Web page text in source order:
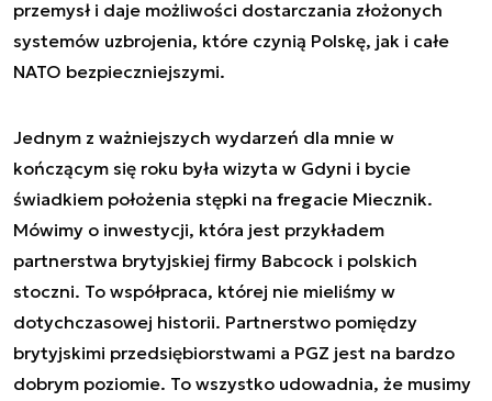
przemysł i daje możliwości dostarczania złożonych
systemów uzbrojenia, które czynią Polskę, jak i całe
NATO bezpieczniejszymi.
Jednym z ważniejszych wydarzeń dla mnie w
kończącym się roku była wizyta w Gdyni i bycie
świadkiem położenia stępki na fregacie Miecznik.
Mówimy o inwestycji, która jest przykładem
partnerstwa brytyjskiej firmy Babcock i polskich
stoczni. To współpraca, której nie mieliśmy w
dotychczasowej historii. Partnerstwo pomiędzy
brytyjskimi przedsiębiorstwami a PGZ jest na bardzo
dobrym poziomie. To wszystko udowadnia, że musimy